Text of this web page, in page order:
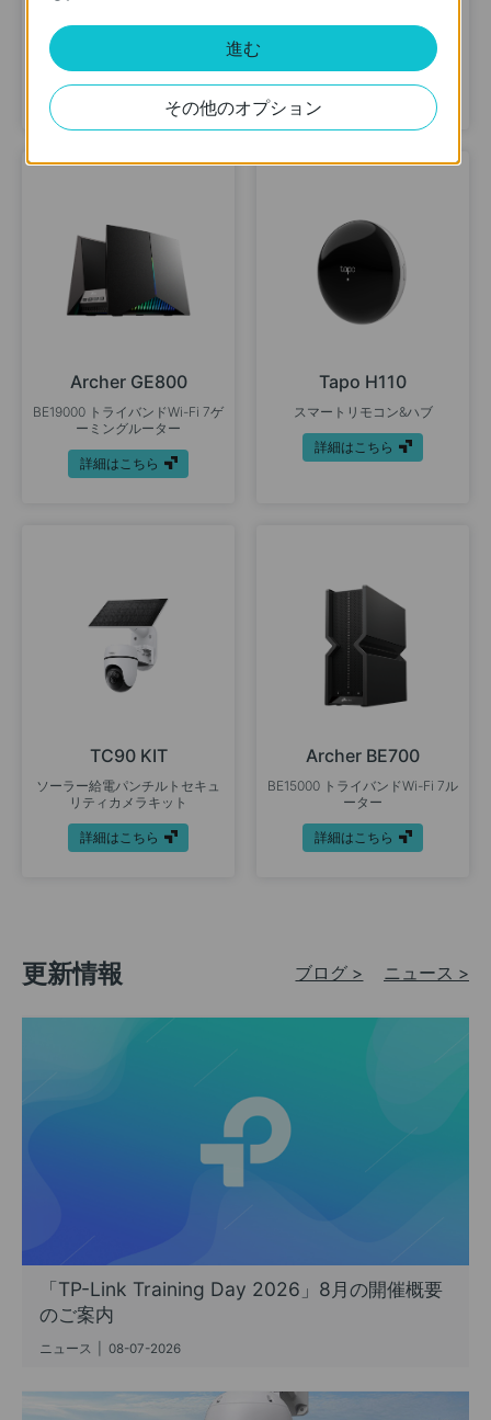
BE3600 デュアルバンドメッシ
詳細はこちら
CentralHub™ホームセキュリテ
詳細はこちら
Archer GE800
BE19000 トライバンドWi-Fi 7ゲ
ーミングルーター
詳細はこちら
Tapo H110
スマートリモコン&ハブ
詳細はこちら
TC90 KIT
ソーラー給電パンチルトセキュ
リティカメラキット
詳細はこちら
Archer BE700
BE15000 トライバンドWi-Fi 7ル
ーター
詳細はこちら
更新情報 ブログ > ニュース >
「TP-Link Training Day 2026」8月の開催概要
のご案内
ニュース 08-07-2026
進む
その他のオプション